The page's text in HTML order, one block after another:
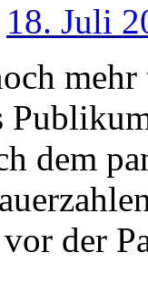
18. Juli
dem
der